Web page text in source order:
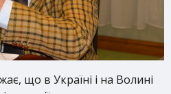
що в Україні і на Волині